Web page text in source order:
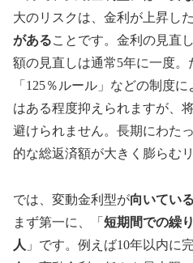
大のリスクは、金利が上昇し
があることです。金利の見直
額の見直しは通常5年に一度。
「125％ルール」などの制度
はある程度抑えられますが、
避けられません。長期にわた
的な総返済額が大きく膨らむ
では、変動金利型が向いてい
まず第一に、「 短期間での繰
人 」です。例えば10年以内に